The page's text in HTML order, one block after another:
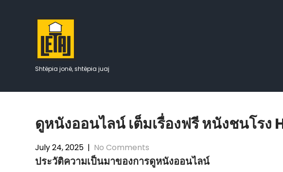
Shtëpia jonë, shtëpia juaj
ดูหนังออนไลน์ เต็มเรื่องฟรี หนังชนโรง
July 24, 2025 | No Comments
ประวัติความเป็นมาของการดูหนังออนไลน์